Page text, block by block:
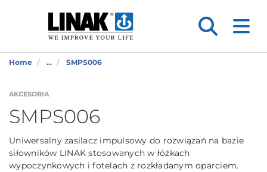
Home ... SMPS006
AKCESORIA
SMPS006
Uniwersalny zasilacz impulsowy do rozwiązań na bazie
siłowników LINAK stosowanych w łóżkach
wypoczynkowych i fotelach z rozkładanym oparciem.